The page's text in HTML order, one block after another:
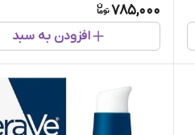
785,000
افزودن به سبد